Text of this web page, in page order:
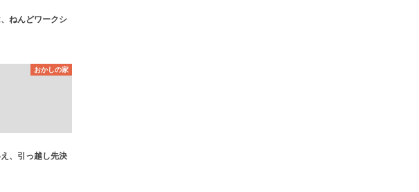
、ねんどワークシ
おかしの家
え、引っ越し先決